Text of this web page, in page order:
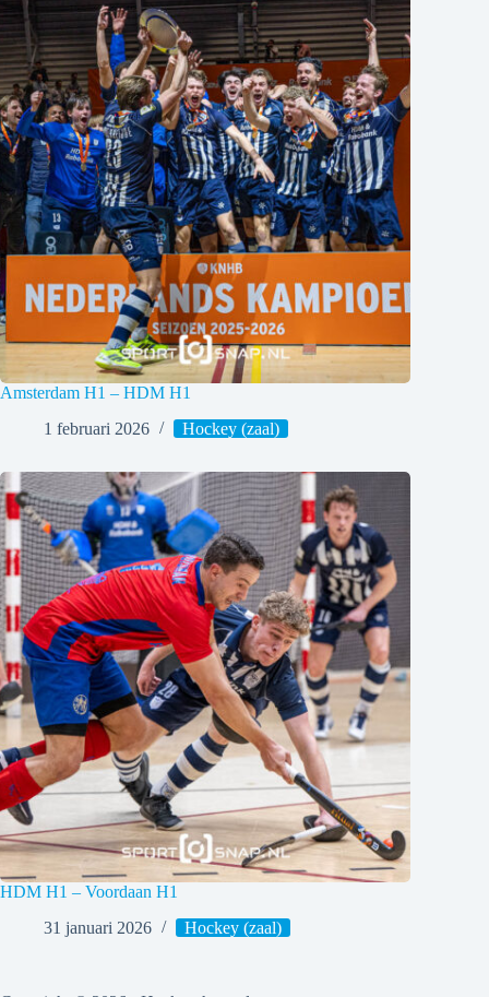
Amsterdam H1 – HDM H1
1 februari 2026
Hockey (zaal)
HDM H1 – Voordaan H1
31 januari 2026
Hockey (zaal)